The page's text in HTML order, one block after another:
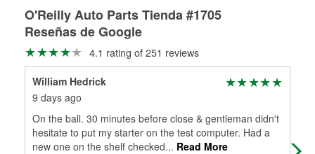
O'Reilly Auto Parts Tienda #1705
Reseñas de Google
4.1 rating of 251 reviews
William Hedrick
9 days ago
On the ball. 30 minutes before close & gentleman didn't
hesitate to put my starter on the test computer. Had a
new one on the shelf checked... Read More